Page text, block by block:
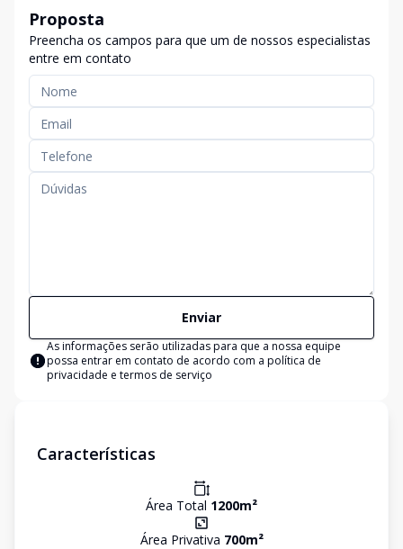
Proposta
Preencha os campos para que um de nossos especialistas
entre em contato
Enviar
As informações serão utilizadas para que a nossa equipe
possa entrar em contato de acordo com a política de
privacidade e termos de serviço
Características
Área Total 1200m²
Área Privativa 700m²